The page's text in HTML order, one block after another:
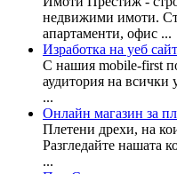
недвижими имоти.
апартаменти, офис ...
Изработка на уеб
С нашия mobile-first
аудитория на всички
...
Онлайн магазин за
Плетени дрехи, на
Разгледайте нашата
...